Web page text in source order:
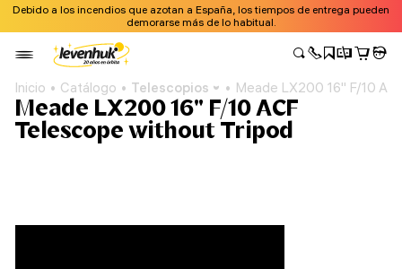
Debido a los incendios que azotan a España, los tiempos de entrega pueden
demorarse más de lo habitual.
Inicio Catálogo Telescopios Meade LX200 16" F/10
Meade LX200 16" F/10 ACF
Telescope without Tripod